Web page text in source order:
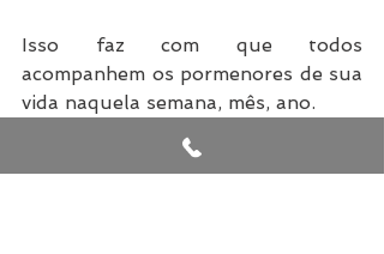
Isso faz com que todos
acompanhem os pormenores de sua
vida naquela semana, mês, ano.
hábitos de postura profissional